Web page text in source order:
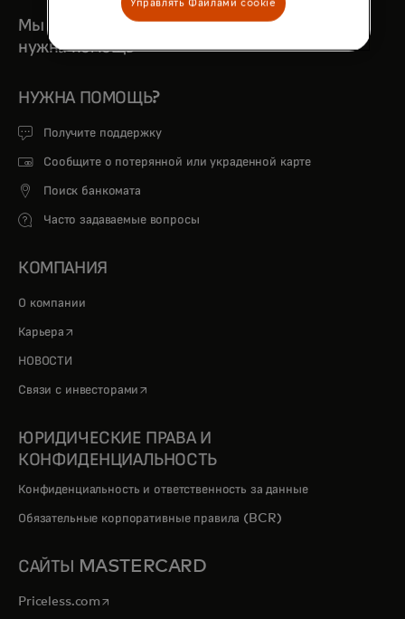
Мы всегда рядом, когда тебе
нужна помощь
НУЖНА ПОМОЩЬ?
Получите поддержку
Сообщите о потерянной или украденной карте
Поиск банкомата
Часто задаваемые вопросы
КОМПАНИЯ
О компании
Карьера opens in a new tab
НОВОСТИ
Связи с инвесторами opens in a new tab
ЮРИДИЧЕСКИЕ ПРАВА И
КОНФИДЕНЦИАЛЬНОСТЬ
Конфиденциальность и ответственность за данные
Обязательные корпоративные правила (BCR)
САЙТЫ MASTERCARD
Priceless.com opens in a new tab
Управлять Файлами cookie